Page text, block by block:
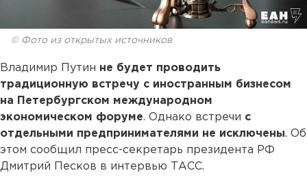
© Фото из открытых источников
Владимир Путин не будет проводить
традиционную встречу с иностранным бизнесом
на Петербургском международном
экономическом форуме. Однако встречи с
отдельными предпринимателями не исключены. Об
этом сообщил пресс-секретарь президента РФ
Дмитрий Песков в интервью ТАСС.